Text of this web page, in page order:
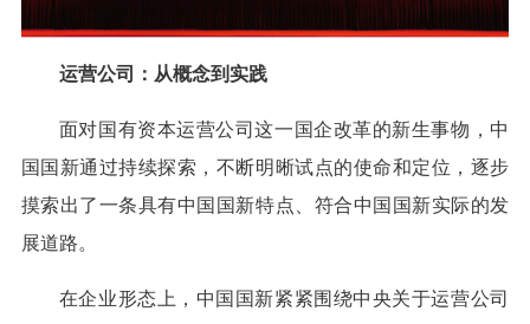
运营公司：从概念到实践
面对国有资本运营公司这一国企改革的新生事物，中
国国新通过持续探索，不断明晰试点的使命和定位，逐步
摸索出了一条具有中国国新特点、符合中国国新实际的发
展道路。
在企业形态上，中国国新紧紧围绕中央关于运营公司